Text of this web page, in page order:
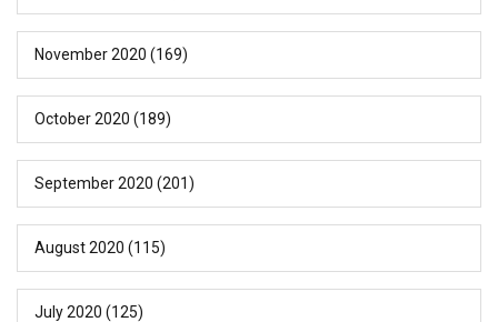
November 2020 (169)
October 2020 (189)
September 2020 (201)
August 2020 (115)
July 2020 (125)